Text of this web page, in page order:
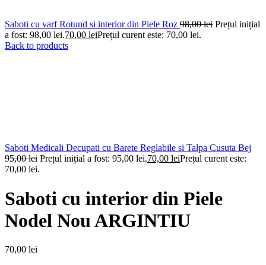
Saboti cu varf Rotund si interior din Piele Roz 98,00lei Prețul inițial
a fost: 98,00 lei.70,00 leiPrețul curent este: 70,00 lei.
Back to products
Saboti Medicali Decupati cu Barete Reglabile si Talpa Cusuta Bej
95,00lei Prețul inițial a fost: 95,00 lei.70,00 leiPrețul curent este:
70,00 lei.
Saboti cu interior din Piele
Nodel Nou ARGINTIU
70,00 lei